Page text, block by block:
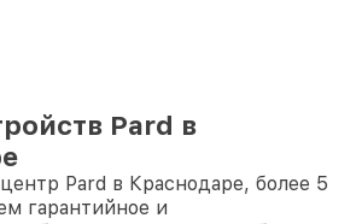
Pard в
Pard в Краснодаре, более 5
гарантийное и